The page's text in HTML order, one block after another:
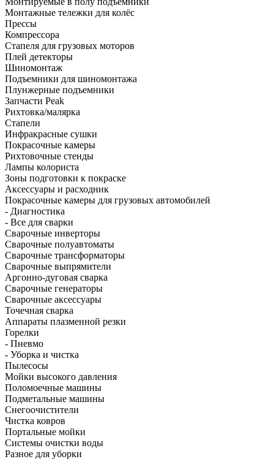
Монтажные тележки для колёс
Прессы
Компрессора
Стапеля для грузовых моторов
Плей детекторы
Шиномонтаж
Подъемники для шиномонтажа
Плунжерные подъемники
Запчасти Peak
Рихтовка/малярка
Стапели
Инфракрасные сушки
Покрасочные камеры
Рихтовочные стенды
Лампы колориста
Зоны подготовки к покраске
Аксессуары и расходник
Покрасочные камеры для грузовых автомобилей
- Диагностика
- Все для сварки
Сварочные инверторы
Сварочные полуавтоматы
Сварочные трансформаторы
Сварочные выпрямители
Аргонно-дуговая сварка
Сварочные генераторы
Сварочные аксессуары
Точечная сварка
Аппараты плазменной резки
Горелки
- Пневмо
- Уборка и чистка
Пылесосы
Мойки высокого давления
Поломоечные машины
Подметальные машины
Снегоочистители
Чистка ковров
Портальные мойки
Системы очистки воды
Разное для уборки